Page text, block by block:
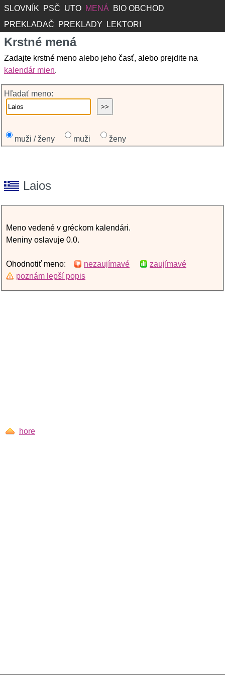
SLOVNÍK PSČ UTO MENÁ
BIO OBCHOD
PREKLADAČ
PREKLADY LEKTORI
Krstné mená
Zadajte krstné meno alebo jeho časť, alebo prejdite na
kalendár mien.
Hľadať meno:
muži / ženy muži ženy
Laios
Meno vedené v gréckom kalendári.
Meniny oslavuje 0.0.
Ohodnotiť meno: nezaujímavé
zaujímavé
poznám lepší popis
hore